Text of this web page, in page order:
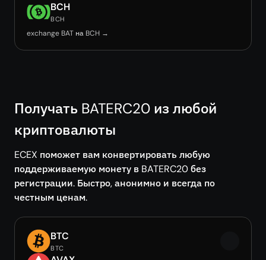
BCH
BCH
exchange BAT на BCH →
Получать BATERC20 из любой
криптовалюты
ECEX поможет вам конвертировать любую
поддерживаемую монету в BATERC20 без
регистрации. Быстро, анонимно и всегда по
честным ценам.
BTC
BTC